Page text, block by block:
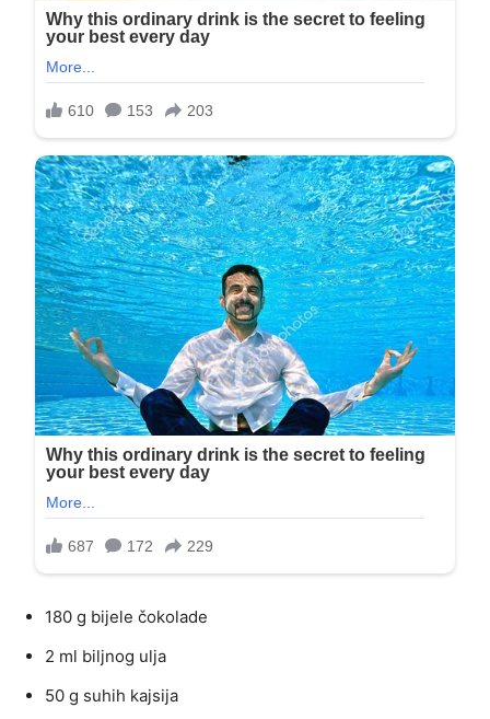
180 g bijele čokolade
2 ml biljnog ulja
50 g suhih kajsija